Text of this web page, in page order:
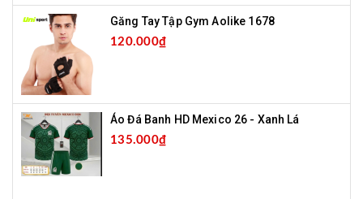
Găng Tay Tập Gym Aolike 1678
120.000₫
Áo Đá Banh HD Mexico 26 - Xanh Lá
135.000₫